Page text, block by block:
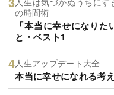
の時間術
「本当に幸せになり
と・ベスト1
人生アップデート大全
本当に幸せになれる考